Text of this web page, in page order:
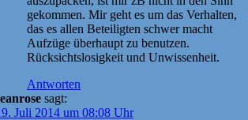
gekommen. Mir geht es um das Verhalten,
das es allen Beteiligten schwer macht
Aufzüge überhaupt zu benutzen.
Rücksichtslosigkeit und Unwissenheit.
Antworten
sagt:
Juli 2014 um 08:08 Uhr